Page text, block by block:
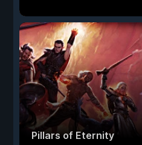
Pillars of Eternity